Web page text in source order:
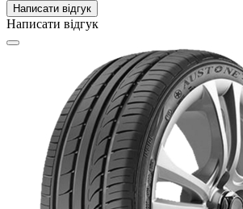
Написати відгук
Написати відгук